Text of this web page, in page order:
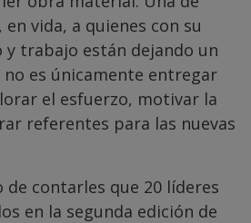
vida, a quienes con su
y trabajo están dejando un
no es únicamente entregar
el esfuerzo, motivar la
referentes para las nuevas
contarles que 20 líderes
en la segunda edición de